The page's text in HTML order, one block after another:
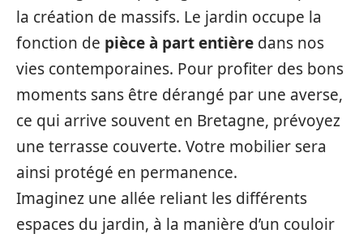
la création de massifs. Le jardin occupe la
fonction de pièce à part entière dans nos
vies contemporaines. Pour profiter des bons
moments sans être dérangé par une averse,
ce qui arrive souvent en Bretagne, prévoyez
une terrasse couverte. Votre mobilier sera
ainsi protégé en permanence.
Imaginez une allée reliant les différents
espaces du jardin, à la manière d’un couloir